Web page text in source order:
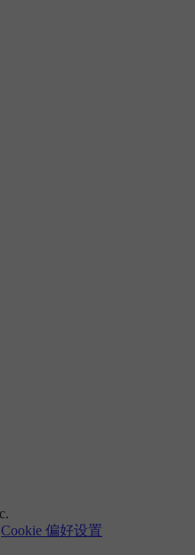
Cookie 偏好设置